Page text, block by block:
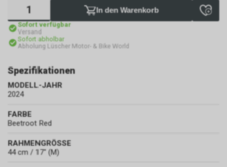
In den Warenkorb
Sofort verfügbar
Versand
Sofort abholbar
Abholung Lüscher Motor- & Bike World
Spezifikationen
MODELL-JAHR
2024
FARBE
Beetroot Red
RAHMENGRÖSSE
44 cm / 17" (M)